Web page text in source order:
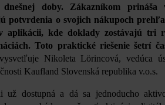
doby. Zákazníkom prináša
potvrdenia o svojich nákupoch
aplikácii, kde doklady zostávajú tri
Toto praktické riešenie šetrí
Nikoleta Lörincová, vedúca
Kaufland Slovenská republika v.o.s.
už dostupná a dá sa jednoducho